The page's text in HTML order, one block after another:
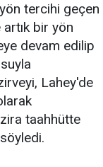
tercihi geçen
bir yön
devam edilip
Lahey'de
taahhütte